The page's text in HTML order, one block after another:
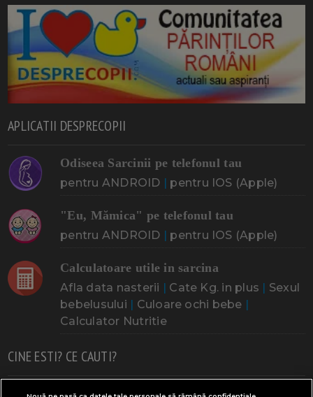
APLICATII DESPRECOPII
Odiseea Sarcinii pe telefonul tau
pentru ANDROID pentru IOS (Apple)
"Eu, Mămica" pe telefonul tau
pentru ANDROID pentru IOS (Apple)
Calculatoare utile in sarcina
Afla data nasterii Cate Kg. in plus
Sexul
bebelusului
Culoare ochi bebe
Calculator Nutritie
CINE ESTI? CE CAUTI?
Doresc un copil Adoptia Probleme cu sarcina